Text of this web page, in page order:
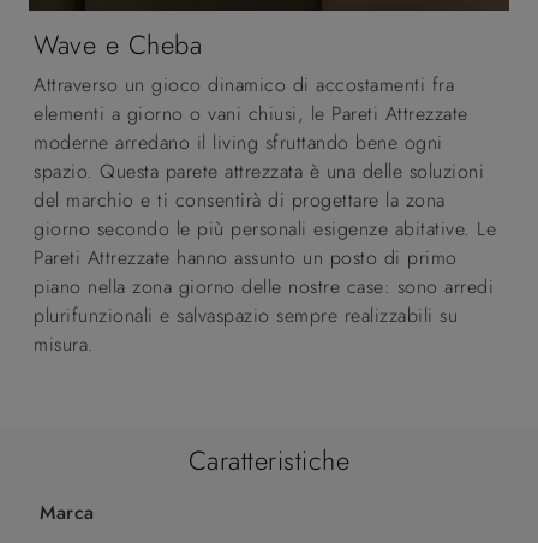
Wave e Cheba
Attraverso un gioco dinamico di accostamenti fra
elementi a giorno o vani chiusi, le Pareti Attrezzate
moderne arredano il living sfruttando bene ogni
spazio. Questa parete attrezzata è una delle soluzioni
del marchio e ti consentirà di progettare la zona
giorno secondo le più personali esigenze abitative. Le
Pareti Attrezzate hanno assunto un posto di primo
piano nella zona giorno delle nostre case: sono arredi
plurifunzionali e salvaspazio sempre realizzabili su
misura.
Caratteristiche
Marca